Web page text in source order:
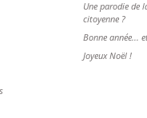
Une parodie de
citoyenne ?
Bonne année...
Joyeux Noël !